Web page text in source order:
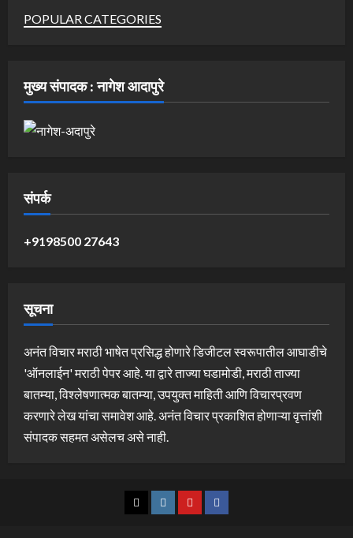
POPULAR CATEGORIES
मुख्य संपादक : नागेश आदापुरे
संपर्क
+9198500 27643
सूचना
अनंत विचार मराठी भाषेत प्रसिद्ध होणारे डिजीटल स्वरूपातील आघाडीचे
'ऑनलाईन' मराठी पेपर आहे. या द्वारे ताज्या घडामोडी, मराठी ताज्या
बातम्या, विश्लेषणात्मक बातम्या, उपयुक्त माहिती आणि विचारप्रवण
करणारे लेख यांचा समावेश आहे. अनंत विचार प्रकाशित होणाऱ्या वृत्तांशी
संपादक सहमत असेलच असे नाही.
TwitterInstagram
YouTubeFacebook